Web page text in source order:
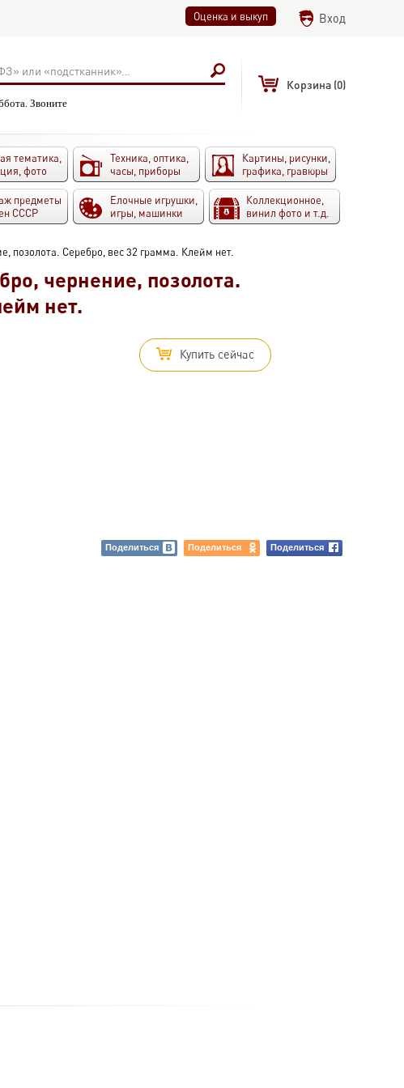
Оценка и выкуп Вход
Звоните
Корзина (0)
тематика,
фото
Техника, оптика,
часы, приборы
Картины, рисунки,
графика, гравюры
предметы
СССР
Елочные игрушки,
игры, машинки
Коллекционное,
винил фото и т.д.
позолота. Серебро, вес 32 грамма. Клейм нет.
чернение, позолота.
нет.
Купить сейчас
Поделиться Поделиться Поделиться